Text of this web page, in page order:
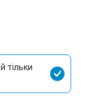
тільки